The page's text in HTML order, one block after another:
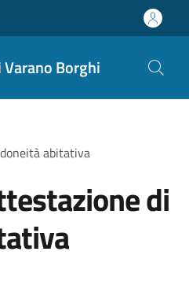
Borghi
abitativa
di